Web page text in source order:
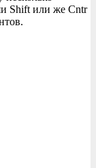
Shift или же Cntr